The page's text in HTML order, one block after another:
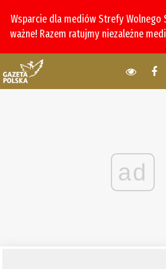
Wsparcie dla mediów Strefy Wolnego
ważne! Razem ratujmy niezależne
ad